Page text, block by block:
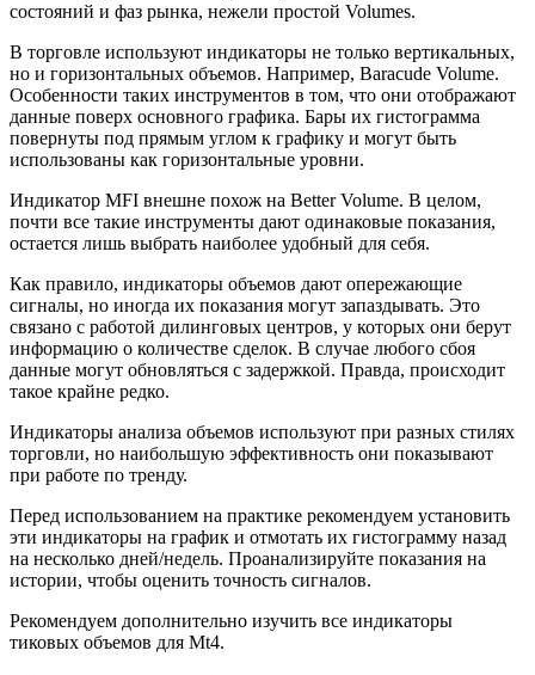
состояний и фаз рынка, нежели простой Volumes.
В торговле используют индикаторы не только вертикальных,
но и горизонтальных объемов. Например, Baracude Volume.
Особенности таких инструментов в том, что они отображают
данные поверх основного графика. Бары их гистограмма
повернуты под прямым углом к графику и могут быть
использованы как горизонтальные уровни.
Индикатор MFI внешне похож на Better Volume. В целом,
почти все такие инструменты дают одинаковые показания,
остается лишь выбрать наиболее удобный для себя.
Как правило, индикаторы объемов дают опережающие
сигналы, но иногда их показания могут запаздывать. Это
связано с работой дилинговых центров, у которых они берут
информацию о количестве сделок. В случае любого сбоя
данные могут обновляться с задержкой. Правда, происходит
такое крайне редко.
Индикаторы анализа объемов используют при разных стилях
торговли, но наибольшую эффективность они показывают
при работе по тренду.
Перед использованием на практике рекомендуем установить
эти индикаторы на график и отмотать их гистограмму назад
на несколько дней/недель. Проанализируйте показания на
истории, чтобы оценить точность сигналов.
Рекомендуем дополнительно изучить все индикаторы
тиковых объемов для Mt4.